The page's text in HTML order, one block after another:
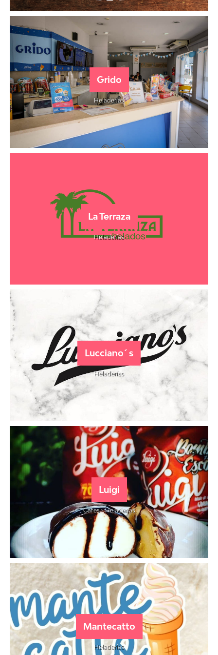
Grido
Heladerías
La Terraza
Heladerías
Lucciano´s
Heladerías
Luigi
Cafes - Heladerías
Mantecatto
Heladerías